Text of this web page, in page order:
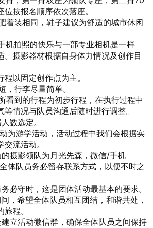
按报名顺序依次落座。
着装相同，鞋子建议为舒适的城市休闲
机拍照的快乐与一部专业相机是一样
。摄影器材根据自身体力情况及创作目
以固定创作点为主。
，行李尽量简单。
看到的行程为初步行程，在执行过程中
情况与队员沟通后随时进行调整。
数选定。
为游学活动，活动过程中我们会根据实
流活动。
摄影领队为月光先森，微信/手机
体队员务必留存联系方式，以便不时之
必守时，这是团体活动最基本的要求。
，希望全体队员相互团结，和谐共处，
程。
立活动微信群，确保全体队员之间保持